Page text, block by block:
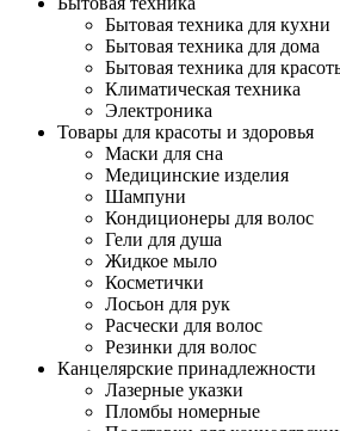
Бытовая техника для кухни
Бытовая техника для дома
Бытовая техника для
Климатическая техника
Электроника
Товары для красоты и здоровья
Маски для сна
Медицинские изделия
Шампуни
Кондиционеры для волос
Гели для душа
Жидкое мыло
Косметички
Лосьон для рук
Расчески для волос
Резинки для волос
Канцелярские принадлежности
Лазерные указки
Пломбы номерные